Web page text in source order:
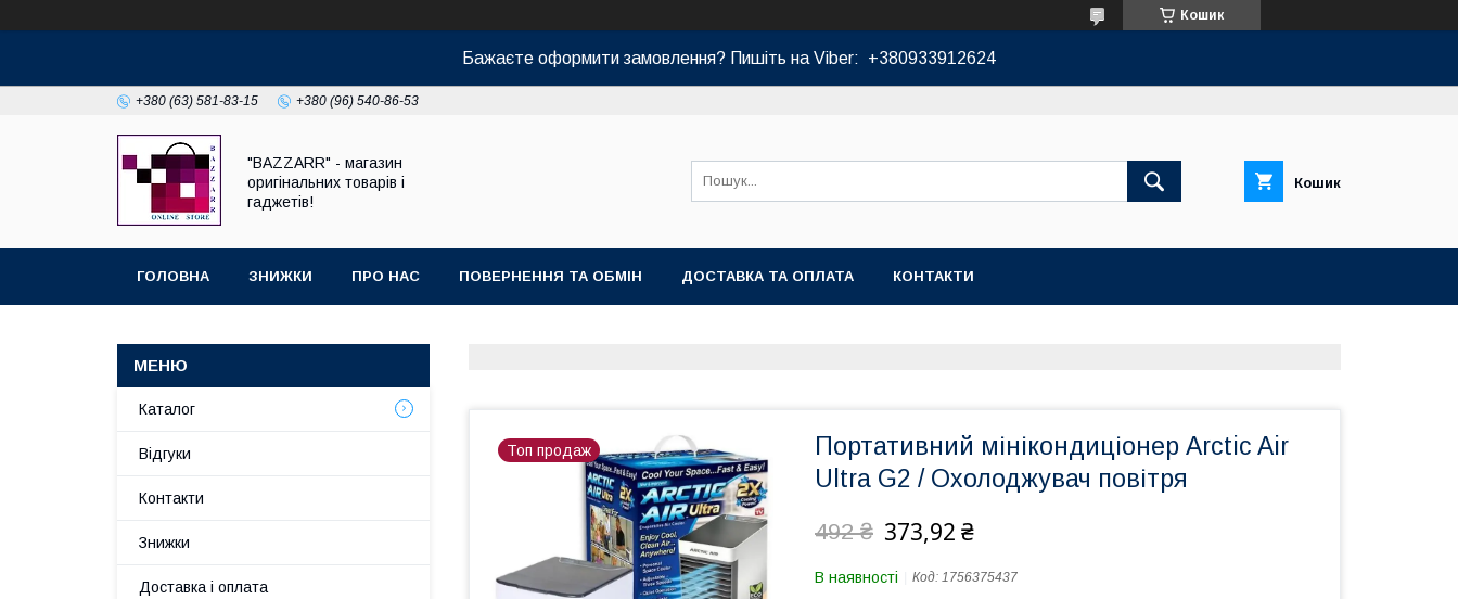
Кошик
Бажаєте оформити замовлення? Пишіть на Viber: +380933912624
+380 (63) 581-83-15 +380 (96) 540-86-53
"BAZZARR" - магазин
оригінальних товарів і
гаджетів!
Кошик
ГОЛОВНА ЗНИЖКИ ПРО НАС ПОВЕРНЕННЯ ТА ОБМІН ДОСТАВКА ТА ОПЛАТА КОНТАКТИ
Топ продаж
Портативний мінікондиціонер Arctic Air
Ultra G2 / Охолоджувач повітря
492 ₴ 373,92 ₴
В наявності Код: 1756375437
Каталог
Відгуки
Контакти
Знижки
Доставка і оплата